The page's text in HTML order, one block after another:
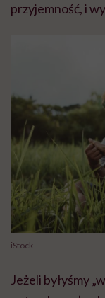
przyjemność, i
iStock
Jeżeli byłyśmy